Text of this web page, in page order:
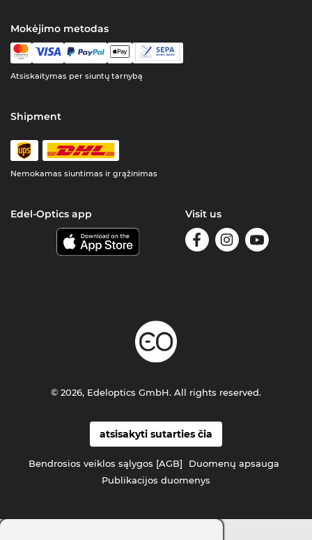
Mokėjimo metodas
Atsiskaitymas per siuntų tarnybą
Shipment
Nemokamas siuntimas ir grąžinimas
Edel-Optics app Visit us
atsisakyti sutarties čia
Bendrosios veiklos sąlygos [AGB]
Duomenų apsauga
Publikacijos duomenys
© 2026, Edeloptics GmbH. All rights reserved.